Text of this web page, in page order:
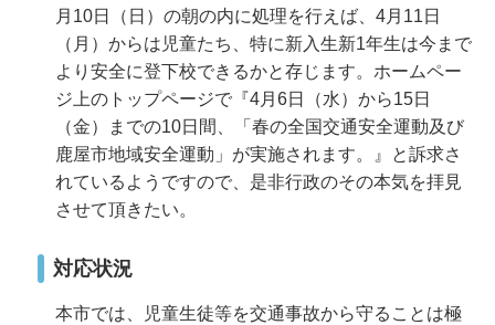
月10日（日）の朝の内に処理を行えば、4月11日
（月）からは児童たち、特に新入生新1年生は今まで
より安全に登下校できるかと存じます。ホームペー
ジ上のトップページで『4月6日（水）から15日
（金）までの10日間、「春の全国交通安全運動及び
鹿屋市地域安全運動」が実施されます。』と訴求さ
れているようですので、是非行政のその本気を拝見
させて頂きたい。
対応状況
本市では、児童生徒等を交通事故から守ることは極